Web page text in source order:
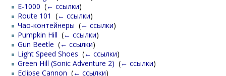
E-1000 (← ссылки)
Route 101 (← ссылки)
Чао-контейнеры (← ссылки)
Pumpkin Hill (← ссылки)
Gun Beetle (← ссылки)
Light Speed Shoes (← ссылки)
Green Hill (Sonic Adventure 2) (← ссылки)
Eclipse Cannon (← ссылки)